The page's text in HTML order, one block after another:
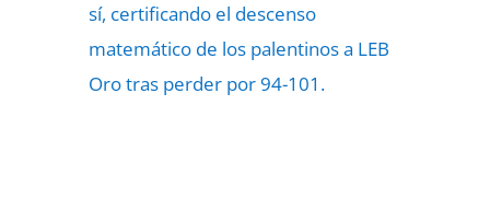
sí, certificando el descenso
matemático de los palentinos a LEB
Oro tras perder por 94-101.